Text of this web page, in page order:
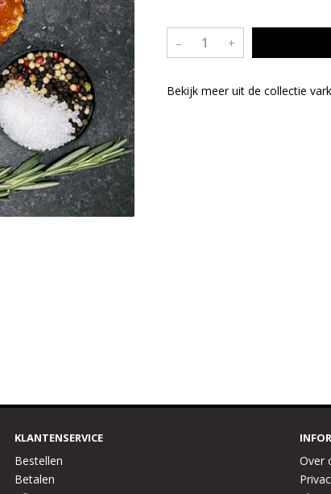
– +
Bekijk meer uit de collectie
KLANTENSERVICE
Bestellen
Betalen
Over